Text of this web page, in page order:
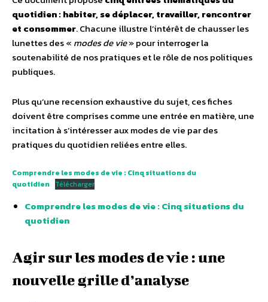
quotidien : habiter, se déplacer, travailler, rencontrer
et consommer. Chacune illustre l’intérêt de chausser les
lunettes des « modes de vie» pour interroger la
soutenabilité de nos pratiques et le rôle de nos politiques
publiques.
Plus qu’une recension exhaustive du sujet, ces fiches
doivent être comprises comme une entrée en matière, une
incitation à s’intéresser aux modes de vie par des
pratiques du quotidien reliées entre elles.
Comprendre les modes de vie : Cinq situations du
quotidien Télécharger
Comprendre les modes de vie : Cinq situations du
quotidien
Agir sur les modes de vie : une
nouvelle grille d’analyse